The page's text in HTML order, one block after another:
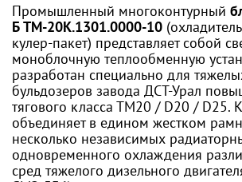
Промышленный многоконтурный
Б ТМ-20К.1301.0000-10
кулер-пакет) представляет собой
моноблочную теплообменную
разработан специально для
бульдозеров завода ДСТ-Урал
тягового класса ТМ20 / D20 / D25.
объединяет в едином жестком
несколько независимых
одновременного охлаждения
сред тяжелого дизельного